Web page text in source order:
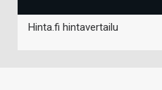
Hinta.fi hintavertailu